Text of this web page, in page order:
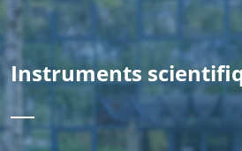
Instruments